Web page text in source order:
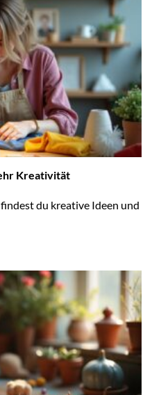
Kreativität
du kreative Ideen und